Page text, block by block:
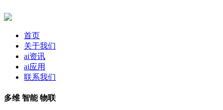
首页
关于我们
ai资讯
ai应用
联系我们
多维 智能 物联